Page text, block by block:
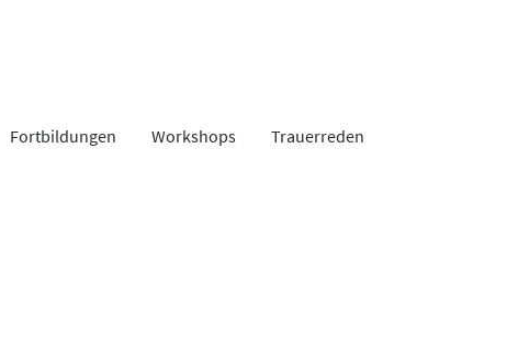
Fortbildungen Workshops Trauerreden